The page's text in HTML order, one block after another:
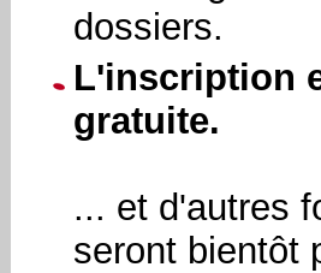
dossiers.
L'inscription
gratuite.
... et d'autres
seront bientôt